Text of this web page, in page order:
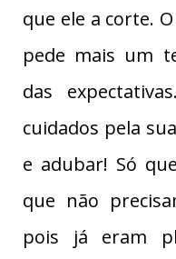
que ele a corte.
pede mais um
das
cuidados pela
e adubar! Só
que não
pois já eram